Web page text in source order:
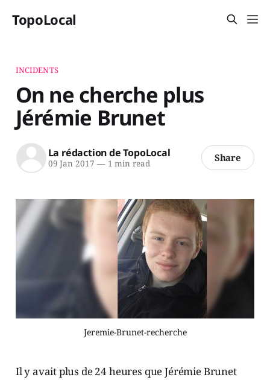
TopoLocal
INCIDENTS
On ne cherche plus
Jérémie Brunet
La rédaction de TopoLocal
09 Jan 2017 —1 min read Share
Jeremie-Brunet-recherche
Il y avait plus de 24 heures que Jérémie Brunet